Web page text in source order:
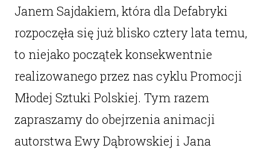
Janem Sajdakiem, która dla Defabryki
rozpoczęła się już blisko cztery lata temu,
to niejako początek konsekwentnie
realizowanego przez nas cyklu Promocji
Młodej Sztuki Polskiej. Tym razem
zapraszamy do obejrzenia animacji
autorstwa Ewy Dąbrowskiej i Jana